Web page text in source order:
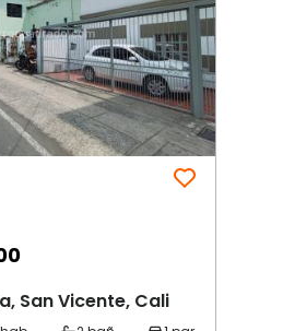
San Vicente, Cali